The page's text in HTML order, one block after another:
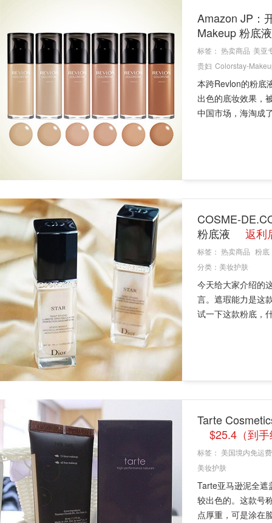
Amazon JP：
Makeup 粉底
标签： 热卖商品 美亚
贵妇 Colorstay-
本跨Revlon的粉底
出色的底妆效果，
中国市场，海淘成
COSME-
粉底液
返利
标签： 热卖商品 粉底
分类： 美妆护肤
今天给大家介绍的
言。遮瑕能力是这
试一下这款粉底，
Tarte
$25.4（到
标签： 美国境内免运费
美妆护肤
Tarte亚马逊泥全遮
较出色的。这款号
点厚重，可是涂在